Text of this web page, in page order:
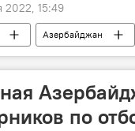
2022, 15:49
Азербайджан
работы
по